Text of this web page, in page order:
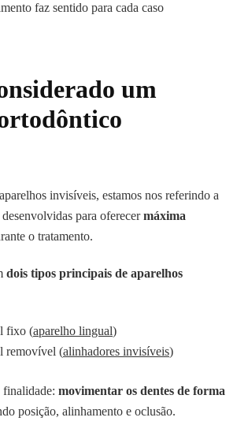
faz sentido para cada caso
um
invisíveis, estamos nos referindo a
para oferecermáxima
o tratamento.
dois tipos principais de aparelhos
fixo (aparelho lingual)
removível (alinhadores invisíveis)
finalidade: movimentar os dentes de forma
posição, alinhamento e oclusão.